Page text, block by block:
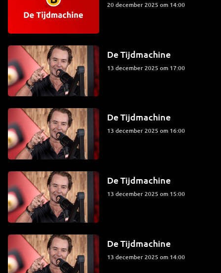
20 december 2025 om 14:00
De Tijdmachine
13 december 2025 om 17:00
De Tijdmachine
13 december 2025 om 16:00
De Tijdmachine
13 december 2025 om 15:00
De Tijdmachine
13 december 2025 om 14:00